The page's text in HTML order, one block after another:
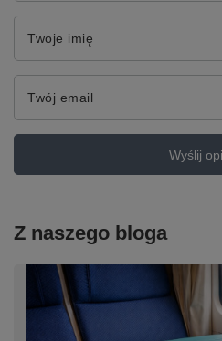
Twoje imię
Twój email
Wyślij
Z naszego bloga